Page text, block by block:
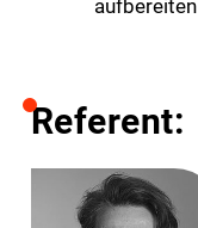
aufbereiten
Referent: